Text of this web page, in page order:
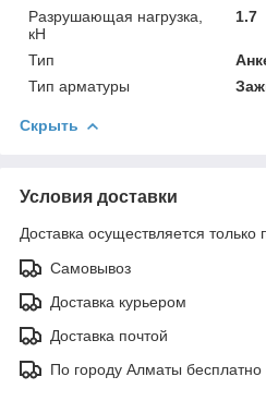
Разрушающая нагрузка,
кН
1.7
Тип
Тип арматуры
Скрыть
Условия доставки
Доставка осуществляется только
Самовывоз
Доставка курьером
Доставка почтой
По городу Алматы бесплатно